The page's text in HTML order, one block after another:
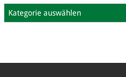
Categories